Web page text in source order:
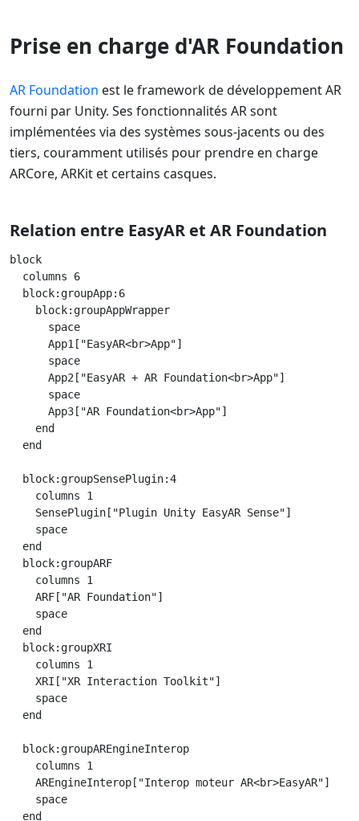
Prise en charge d'AR Foundation
AR Foundation est le framework de développement AR
fourni par Unity. Ses fonctionnalités AR sont
implémentées via des systèmes sous-jacents ou des
tiers, couramment utilisés pour prendre en charge
ARCore, ARKit et certains casques.
Relation entre EasyAR et AR Foundation
block
  columns 6
  block:groupApp:6
    block:groupAppWrapper
      space
      App1["EasyAR<br>App"]
      space
      App2["EasyAR + AR Foundation<br>App"]
      space
      App3["AR Foundation<br>App"]
    end
  end
  block:groupSensePlugin:4
    columns 1
    SensePlugin["Plugin Unity EasyAR Sense"]
    space
  end
  block:groupARF
    columns 1
    ARF["AR Foundation"]
    space
  end
  block:groupXRI
    columns 1
    XRI["XR Interaction Toolkit"]
    space
  end
  block:groupAREngineInterop
    columns 1
    AREngineInterop["Interop moteur AR<br>EasyAR"]
    space
  end